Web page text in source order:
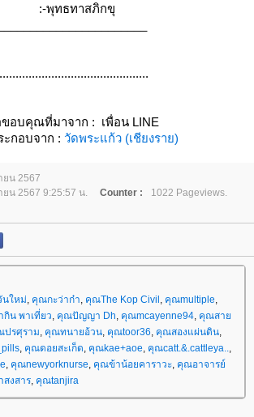
:-พุทธทาสภิกขุ
อบคุณที่มาจาก : เพื่อน LINE
กอบจาก : วัดพระแก้ว (เชียงราย)
ยน 2567
ยน 2567 9:25:57 น. Counter :
1022 Pageviews.
ใหม่, คุณกะว่าก๋า, คุณThe Kop Civil , คุณmultiple,
กิน พาเที่ยว, คุณปัญญา Dh, คุณmcayenne94, คุณสา
ปรศุราม, คุณทนายอ้วน, คุณtoor36, คุณสองแผ่นดิน,
, คุณดอยสะเก็ด, คุณkae+aoe, คุณcatt.&.cattleya..,
, คุณnewyorknurse, คุณข้าน้อยคาราวะ, คุณอาจารย์
งสาร, คุณtanjira